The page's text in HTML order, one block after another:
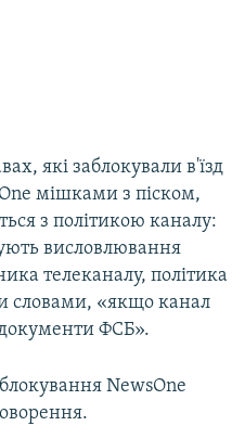
які заблокували в'їзд
мішками з піском,
з політикою каналу:
висловлювання
телеканалу, політика
словами, «якщо канал
документи ФСБ».
NewsОne